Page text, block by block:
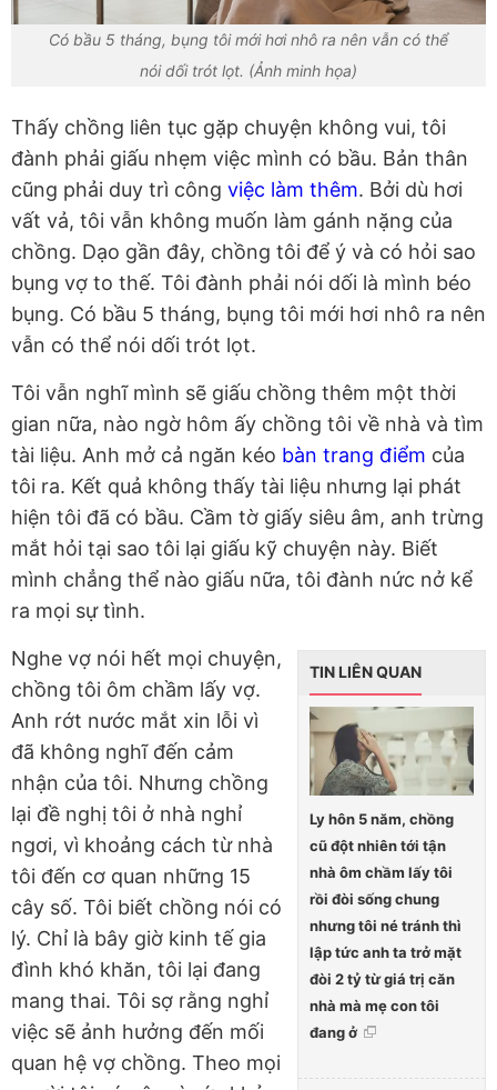
Có bầu 5 tháng, bụng tôi mới hơi nhô ra nên vẫn có thể
nói dối trót lọt. (Ảnh minh họa)
Thấy chồng liên tục gặp chuyện không vui, tôi
đành phải giấu nhẹm việc mình có bầu. Bản thân
cũng phải duy trì công việc làm thêm. Bởi dù hơi
vất vả, tôi vẫn không muốn làm gánh nặng của
chồng. Dạo gần đây, chồng tôi để ý và có hỏi sao
bụng vợ to thế. Tôi đành phải nói dối là mình béo
bụng. Có bầu 5 tháng, bụng tôi mới hơi nhô ra nên
vẫn có thể nói dối trót lọt.
Tôi vẫn nghĩ mình sẽ giấu chồng thêm một thời
gian nữa, nào ngờ hôm ấy chồng tôi về nhà và tìm
tài liệu. Anh mở cả ngăn kéo bàn trang điểm của
tôi ra. Kết quả không thấy tài liệu nhưng lại phát
hiện tôi đã có bầu. Cầm tờ giấy siêu âm, anh trừng
mắt hỏi tại sao tôi lại giấu kỹ chuyện này. Biết
mình chẳng thể nào giấu nữa, tôi đành nức nở kể
ra mọi sự tình.
TIN LIÊN QUAN
Ly hôn 5 năm, chồng
cũ đột nhiên tới tận
nhà ôm chầm lấy tôi
rồi đòi sống chung
nhưng tôi né tránh thì
lập tức anh ta trở mặt
đòi 2 tỷ từ giá trị căn
nhà mà mẹ con tôi
đang ở
Nghe vợ nói hết mọi chuyện,
chồng tôi ôm chầm lấy vợ.
Anh rớt nước mắt xin lỗi vì
đã không nghĩ đến cảm
nhận của tôi. Nhưng chồng
lại đề nghị tôi ở nhà nghỉ
ngơi, vì khoảng cách từ nhà
tôi đến cơ quan những 15
cây số. Tôi biết chồng nói có
lý. Chỉ là bây giờ kinh tế gia
đình khó khăn, tôi lại đang
mang thai. Tôi sợ rằng nghỉ
việc sẽ ảnh hưởng đến mối
quan hệ vợ chồng. Theo mọi